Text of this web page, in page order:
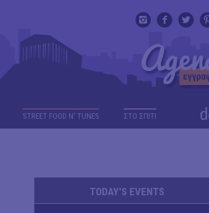
STREET FOOD N' TUNES ΣΤΟ ΣΠΙΤΙ
TODAY'S EVENTS